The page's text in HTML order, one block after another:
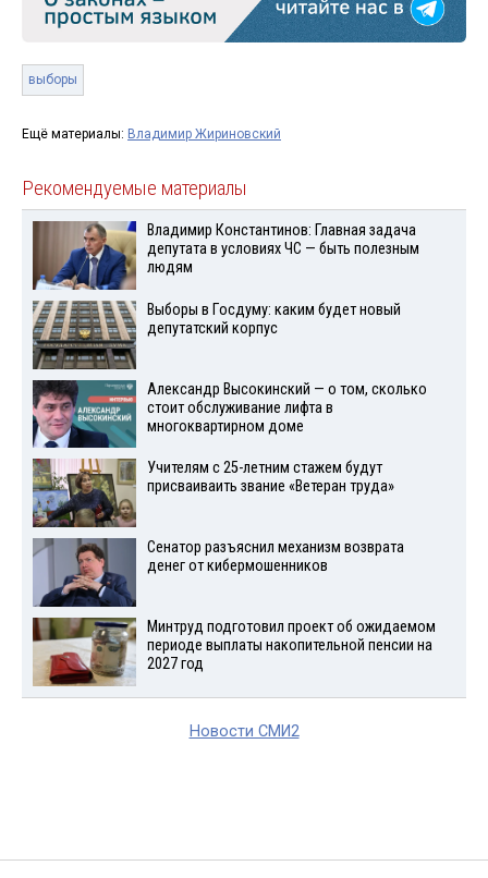
выборы
Ещё материалы: Владимир Жириновский
Рекомендуемые материалы
Владимир Константинов: Главная задача
депутата в условиях ЧС — быть полезным
людям
Выборы в Госдуму: каким будет новый
депутатский корпус
Александр Высокинский — о том, сколько
стоит обслуживание лифта в
многоквартирном доме
Учителям с 25-летним стажем будут
присваиваить звание «Ветеран труда»
Сенатор разъяснил механизм возврата
денег от кибермошенников
Минтруд подготовил проект об ожидаемом
периоде выплаты накопительной пенсии на
2027 год
Новости СМИ2